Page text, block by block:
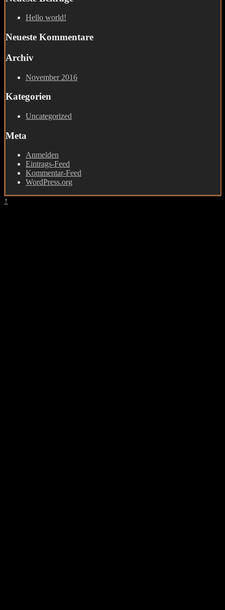
Hello world!
Neueste Kommentare
Archiv
November 2016
Kategorien
Uncategorized
Meta
Anmelden
Eintrags-Feed
Kommentar-Feed
WordPress.org
↑